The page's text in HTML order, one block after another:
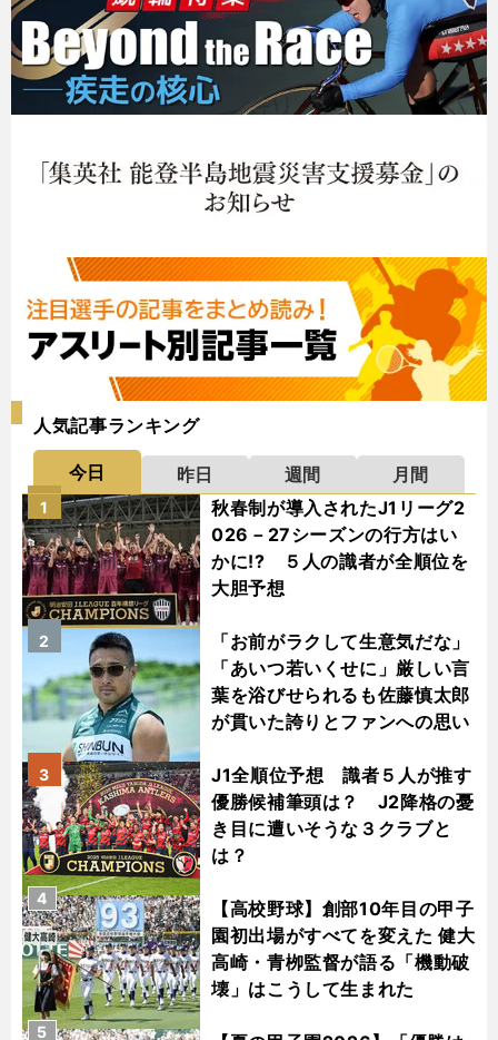
人気記事ランキング
今日 昨日 週間
月間
秋春制が導入されたJ1リーグ2
026－27シーズンの行方はい
かに!? ５人の識者が全順位を
大胆予想
1
「お前がラクして生意気だな」
「あいつ若いくせに」厳しい言
葉を浴びせられるも佐藤慎太郎
が貫いた誇りとファンへの思い
2
J1全順位予想 識者５人が推す
優勝候補筆頭は？ J2降格の憂
き目に遭いそうな３クラブと
は？
3
【高校野球】創部10年目の甲子
園初出場がすべてを変えた 健大
高崎・青栁監督が語る「機動破
壊」はこうして生まれた
4
5